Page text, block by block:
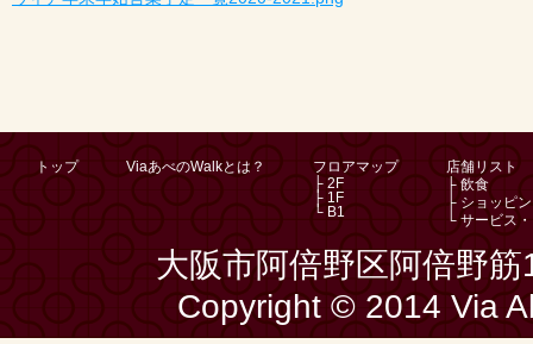
トップ ViaあべのWalkとは？
フロアマップ
├ 2F
├ 1F
└ B1
店舗リスト
├ 飲食
├ ショッピ
└ サービス
大阪市阿倍野区阿倍野
Copyright © 2014 Via